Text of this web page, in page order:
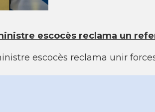
escocès reclama un
escocès reclama unir